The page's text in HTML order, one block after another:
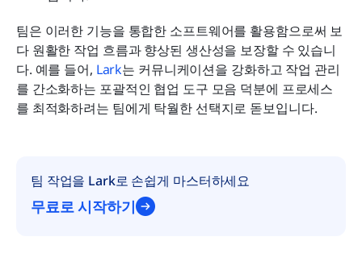
팀은 이러한 기능을 통합한 소프트웨어를 활용함으로써 보
다 원활한 작업 흐름과 향상된 생산성을 보장할 수 있습니
다. 예를 들어, Lark는 커뮤니케이션을 강화하고 작업 관리
를 간소화하는 포괄적인 협업 도구 모음 덕분에 프로세스
를 최적화하려는 팀에게 탁월한 선택지로 돋보입니다.
팀 작업을 Lark로 손쉽게 마스터하세요
무료로 시작하기